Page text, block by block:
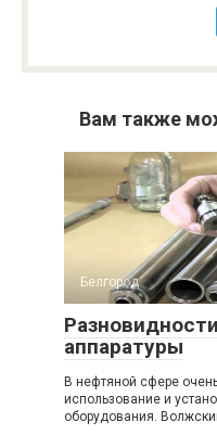
Вам также
Белгород
аппаратуры
В нефтяной сфере
использование и
оборудования.